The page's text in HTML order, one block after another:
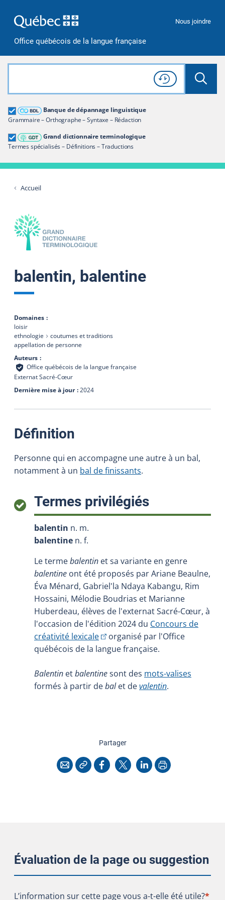
Office québécois de la langue française
Nous joindre
Rechercher dans tout le site
Lancer
Consulter l'
Historique
de recherche
Banque de dépannage linguistique
Grammaire – Orthographe – Syntaxe – Rédaction
Grand dictionnaire terminologique
Termes spécialisés – Définitions – Traductions
Grand dictionnaire terminologique
Restreindre aux termes
Accueil
balentin, balentine
Domaines
loisir
ethnologie
coutumes et traditions
appellation de personne
Auteurs
Office québécois de la langue française
Externat Sacré-Cœur
Dernière mise à jour 2024
Définition
Personne qui en accompagne une autre à un bal,
notamment à un bal de finissants.
Termes privilégiés:
balentin n. m.
balentine n. f.
Le termebalentin et sa variante en genre
balentine ont été proposés par Ariane Beaulne,
Éva Ménard, Gabriel'la Ndaya Kabangu, Rim
Hossaini, Mélodie Boudrias et Marianne
Huberdeau, élèves de l'externat Sacré-Cœur, à
l'occasion de l'édition 2024 du Concours de
créativité lexicale(Cet hyperlien externe s'ouvrira
organisé par l'Office
québécois de la langue française.
Balentin etbalentinesont des mots-valises
formés à partir debalet devalentin.
Partagercette page
CourrielCopier l'adresse
Facebook
X LinkedInImprimer
Évaluation de la page ou suggestion
L’information sur cette page vous a-t-elle été utile?
L’information sur cette page vous a-t-elle été utile?*